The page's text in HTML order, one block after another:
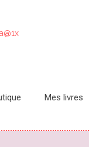
Mes livres